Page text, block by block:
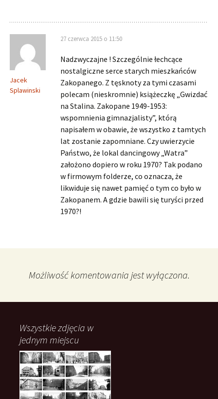
Jacek
Splawinski
27 czerwca 2015 o 11:50
Nadzwyczajne ! Szczególnie łechcące
nostalgiczne serce starych mieszkańców
Zakopanego. Z tęsknoty za tymi czasami
polecam (nieskromnie) książeczkę „Gwizdać
na Stalina. Zakopane 1949-1953:
wspomnienia gimnazjalisty”, którą
napisałem w obawie, że wszystko z tamtych
lat zostanie zapomniane. Czy uwierzycie
Państwo, że lokal dancingowy „Watra”
założono dopiero w roku 1970? Tak podano
w firmowym folderze, co oznacza, że
likwiduje się nawet pamięć o tym co było w
Zakopanem. A gdzie bawili się turyści przed
1970?!
Możliwość komentowania jest wyłączona.
Wszystkie zdjęcia w
jednym miejscu